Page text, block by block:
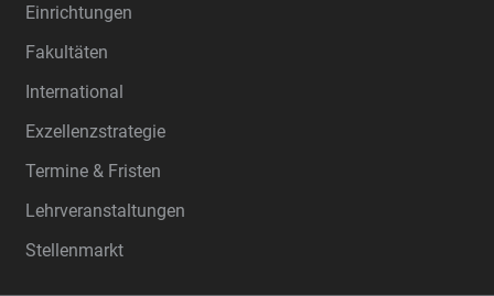
Einrichtungen
Fakultäten
International
Exzellenzstrategie
Termine & Fristen
Lehrveranstaltungen
Stellenmarkt